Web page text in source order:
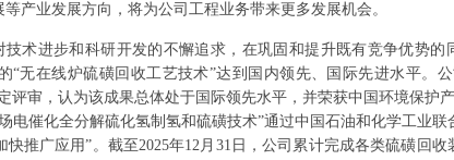
产业发展方向，将为公司工程业务带来更多发展机会。
技术进步和科研开发的不懈追求，在巩固和提升既有竞争优势
“无在线炉硫磺回收工艺技术”达到国内领先、国际先进水平。
评审，认为该成果总体处于国际领先水平，并荣获中国环境保护
电催化全分解硫化氢制氢和硫磺技术”通过中国石油和化学工业
推广应用”。截至2025年12月31日，公司累计完成各类硫磺回